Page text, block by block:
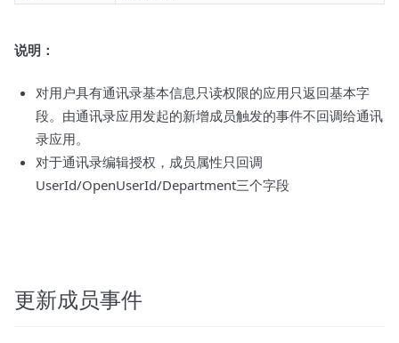
说明：
对用户具有通讯录基本信息只读权限的应用只返回基本字
段。由通讯录应用发起的新增成员触发的事件不回调给通讯
录应用。
对于通讯录编辑授权，成员属性只回调
UserId/OpenUserId/Department三个字段
更新成员事件